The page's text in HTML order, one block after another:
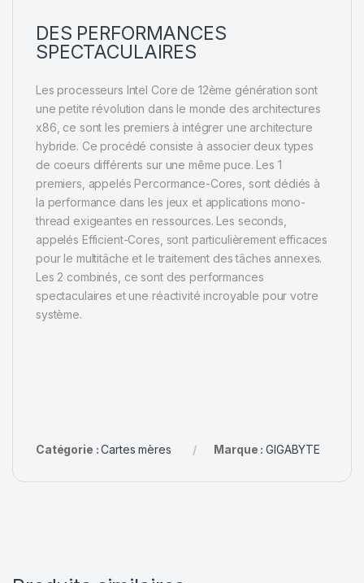
DES PERFORMANCES
SPECTACULAIRES
Les processeurs Intel Core de 12ème génération sont
une petite révolution dans le monde des architectures
x86, ce sont les premiers à intégrer une architecture
hybride. Ce procédé consiste à associer deux types
de coeurs différents sur une même puce. Les 1
premiers, appelés Percormance-Cores, sont dédiés à
la performance dans les jeux et applications mono-
thread exigeantes en ressources. Les seconds,
appelés Efficient-Cores, sont particulièrement efficaces
pour le multitâche et le traitement des tâches annexes.
Les 2 combinés, ce sont des performances
spectaculaires et une réactivité incroyable pour votre
système.
Catégorie :Cartes mères Marque :GIGABYTE